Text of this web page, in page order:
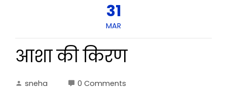
31
MAR
आशा की किरण
sneha
0 Comments